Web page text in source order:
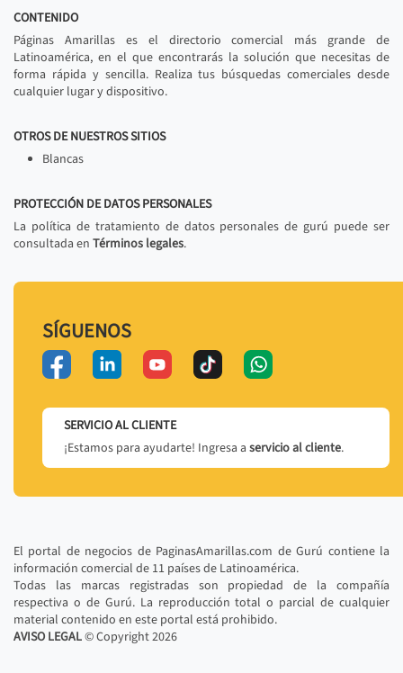
CONTENIDO
Páginas Amarillas es el directorio comercial más grande de
Latinoamérica, en el que encontrarás la solución que necesitas de
forma rápida y sencilla. Realiza tus búsquedas comerciales desde
cualquier lugar y dispositivo.
OTROS DE NUESTROS SITIOS
Blancas
PROTECCIÓN DE DATOS PERSONALES
La política de tratamiento de datos personales de gurú puede ser
consultada en Términos legales.
SÍGUENOS
SERVICIO AL CLIENTE
¡Estamos para ayudarte! Ingresa a servicio al cliente.
El portal de negocios de PaginasAmarillas.com de Gurú contiene la
información comercial de 11 países de Latinoamérica.
Todas las marcas registradas son propiedad de la compañía
respectiva o de Gurú. La reproducción total o parcial de cualquier
material contenido en este portal está prohibido.
AVISO LEGAL© Copyright2026